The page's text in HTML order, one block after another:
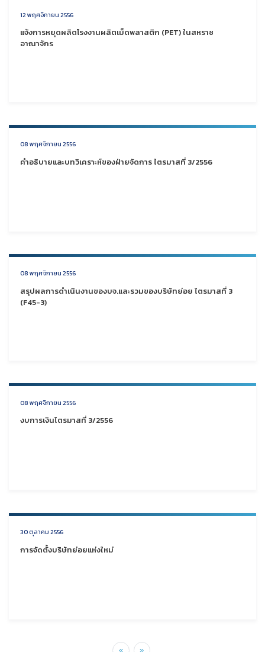
12 พฤศจิกายน 2556
แจ้งการหยุดผลิตโรงงานผลิตเม็ดพลาสติก (PET) ในสหราช
อาณาจักร
08 พฤศจิกายน 2556
คำอธิบายและบทวิเคราะห์ของฝ่ายจัดการ ไตรมาสที่ 3/2556
08 พฤศจิกายน 2556
สรุปผลการดำเนินงานของบจ.และรวมของบริษัทย่อย ไตรมาสที่ 3
(F45-3)
08 พฤศจิกายน 2556
งบการเงินไตรมาสที่ 3/2556
30 ตุลาคม 2556
การจัดตั้งบริษัทย่อยแห่งใหม่
« »